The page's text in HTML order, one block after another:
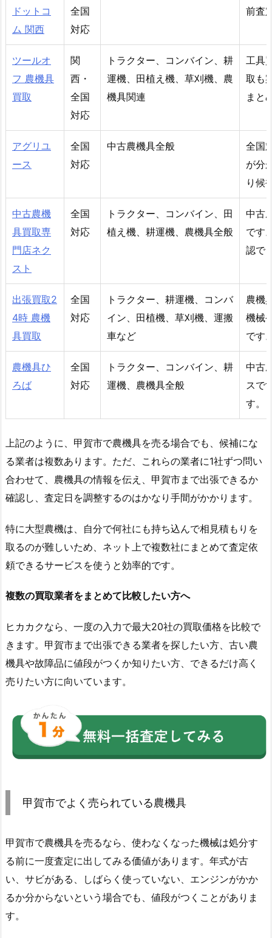
ドットコ
ム 関西
全国
対応
前査
ツールオ
フ 農機具
買取
関
西・
全国
対応
トラクター、コンバイン、耕
運機、田植え機、草刈機、農
機具関連
工具
取も
まと
アグリユ
ース
全国
対応
中古農機具全般
全国
が分
り候
中古農機
具買取専
門店ネク
スト
全国
対応
トラクター、コンバイン、田
植え機、耕運機、農機具全般
中古
です
認で
出張買取2
4時 農機
具買取
全国
対応
トラクター、耕運機、コンバ
イン、田植機、草刈機、運搬
車など
農機
機械
です
農機具ひ
ろば
全国
対応
トラクター、コンバイン、耕
運機、農機具全般
中古
スで
す。
上記のように、甲賀市で農機具を売る場合でも、候補にな
る業者は複数あります。ただ、これらの業者に1社ずつ問い
合わせて、農機具の情報を伝え、甲賀市まで出張できるか
確認し、査定日を調整するのはかなり手間がかかります。
特に大型農機は、自分で何社にも持ち込んで相見積もりを
取るのが難しいため、ネット上で複数社にまとめて査定依
頼できるサービスを使うと効率的です。
複数の買取業者をまとめて比較したい方へ
ヒカカクなら、一度の入力で最大20社の買取価格を比較で
きます。甲賀市まで出張できる業者を探したい方、古い農
機具や故障品に値段がつくか知りたい方、できるだけ高く
売りたい方に向いています。
甲賀市でよく売られている農機具
甲賀市で農機具を売るなら、使わなくなった機械は処分す
る前に一度査定に出してみる価値があります。年式が古
い、サビがある、しばらく使っていない、エンジンがかか
るか分からないという場合でも、値段がつくことがありま
す。